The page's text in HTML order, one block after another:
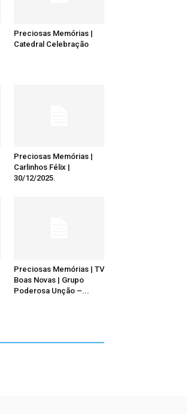
Preciosas Memórias |
Catedral Celebração
Preciosas Memórias |
Carlinhos Félix |
30/12/2025.
Preciosas Memórias | TV
Boas Novas | Grupo
Poderosa Unção –...